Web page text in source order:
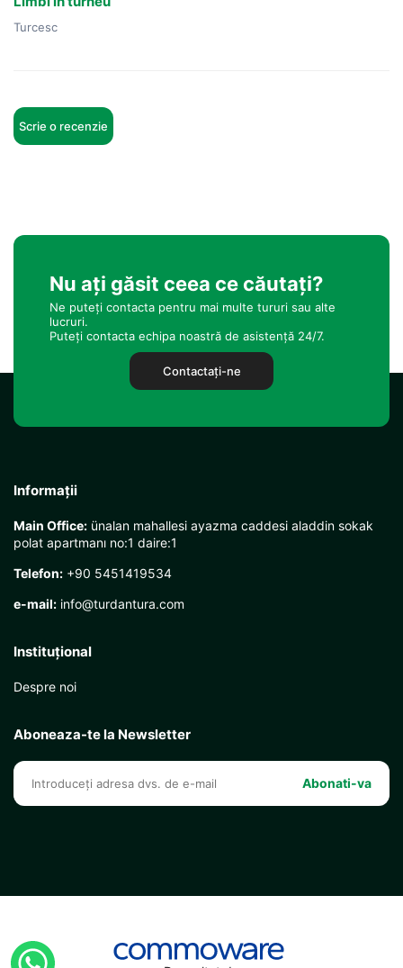
Turcesc
Scrie o recenzie
Nu ați găsit ceea ce căutați?
Ne puteți contacta pentru mai multe tururi sau alte
lucruri.
Puteți contacta echipa noastră de asistență 24/7.
Contactaţi-ne
Informații
Main Office: ünalan mahallesi ayazma caddesi aladdin sokak
polat apartmanı no:1 daire:1
Telefon: +90 5451419534
e-mail: info@turdantura.com
Instituţional
Despre noi
Aboneaza-te la Newsletter
Abonati-va